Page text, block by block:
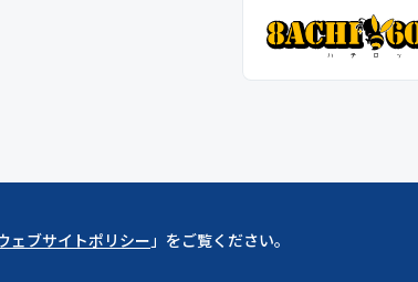
ェブサイトポリシー」をご覧ください。